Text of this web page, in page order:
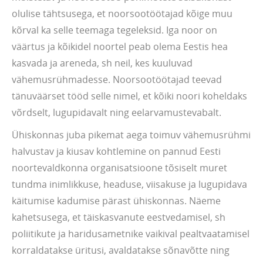
olulise tähtsusega, et noorsootöötajad kõige muu
kõrval ka selle teemaga tegeleksid. Iga noor on
väärtus ja kõikidel noortel peab olema Eestis hea
kasvada ja areneda, sh neil, kes kuuluvad
vähemusrühmadesse. Noorsootöötajad teevad
tänuväärset tööd selle nimel, et kõiki noori koheldaks
võrdselt, lugupidavalt ning eelarvamustevabalt.
Ühiskonnas juba pikemat aega toimuv vähemusrühmi
halvustav ja kiusav kohtlemine on pannud Eesti
noortevaldkonna organisatsioone tõsiselt muret
tundma inimlikkuse, headuse, viisakuse ja lugupidava
käitumise kadumise pärast ühiskonnas. Näeme
kahetsusega, et täiskasvanute eestvedamisel, sh
poliitikute ja haridusametnike vaikival pealtvaatamisel
korraldatakse üritusi, avaldatakse sõnavõtte ning